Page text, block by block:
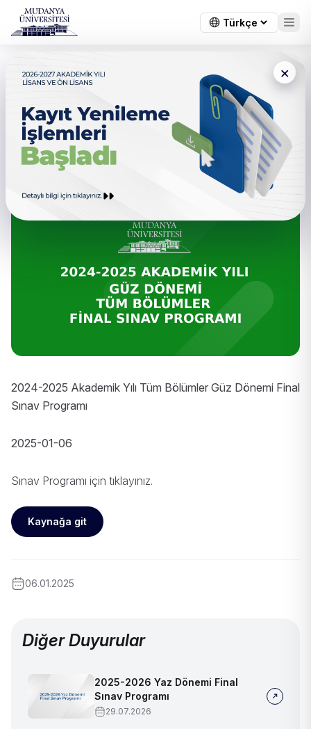
×
← Tüm duyurular
2024-2025 Akademik Yılı Tüm
Bölümler Güz Dönemi Final
Sınav Programı
2024-2025 Akademik Yılı Tüm Bölümler Güz Dönemi Final
Sınav Programı
2025-01-06
Sınav Programı için tıklayınız.
Kaynağa git
06.01.2025
Diğer Duyurular
2025-2026 Yaz Dönemi Final
Sınav Programı
29.07.2026